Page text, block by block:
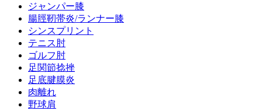
ジャンパー膝
腸脛靭帯炎/ランナー膝
シンスプリント
テニス肘
ゴルフ肘
足関節捻挫
足底腱膜炎
肉離れ
野球肩